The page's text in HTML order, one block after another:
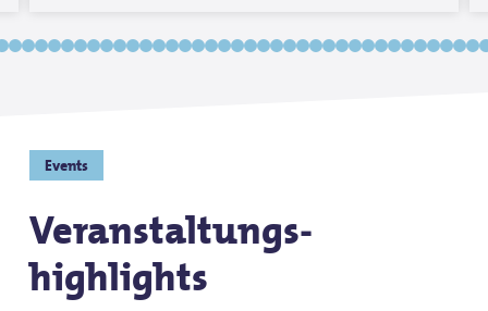
Events
Veranstaltungs­
highlights